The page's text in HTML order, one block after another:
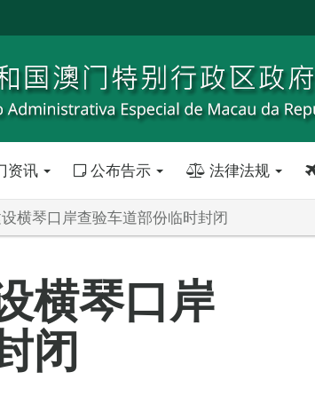
资讯 公布告示 法律法规
横琴口岸查验车道部份临时封闭
横琴口岸
闭